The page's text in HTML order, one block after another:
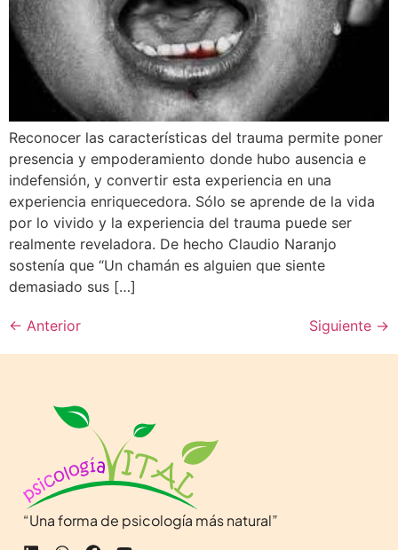
Reconocer las características del trauma permite poner
presencia y empoderamiento donde hubo ausencia e
indefensión, y convertir esta experiencia en una
experiencia enriquecedora. Sólo se aprende de la vida
por lo vivido y la experiencia del trauma puede ser
realmente reveladora. De hecho Claudio Naranjo
sostenía que “Un chamán es alguien que siente
demasiado sus […]
← Anterior Siguiente →
“Una forma de psicología más natural”